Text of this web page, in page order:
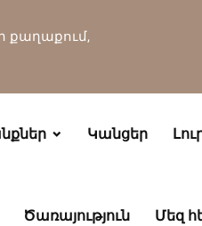
քաղաքում,
Կանցեր
Ծառայություն Մեզ